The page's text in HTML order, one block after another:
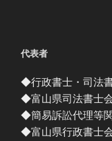
代表者
◆行政書士・司法
◆富山県司法書士
◆簡易訴訟代理等
◆富山県行政書士